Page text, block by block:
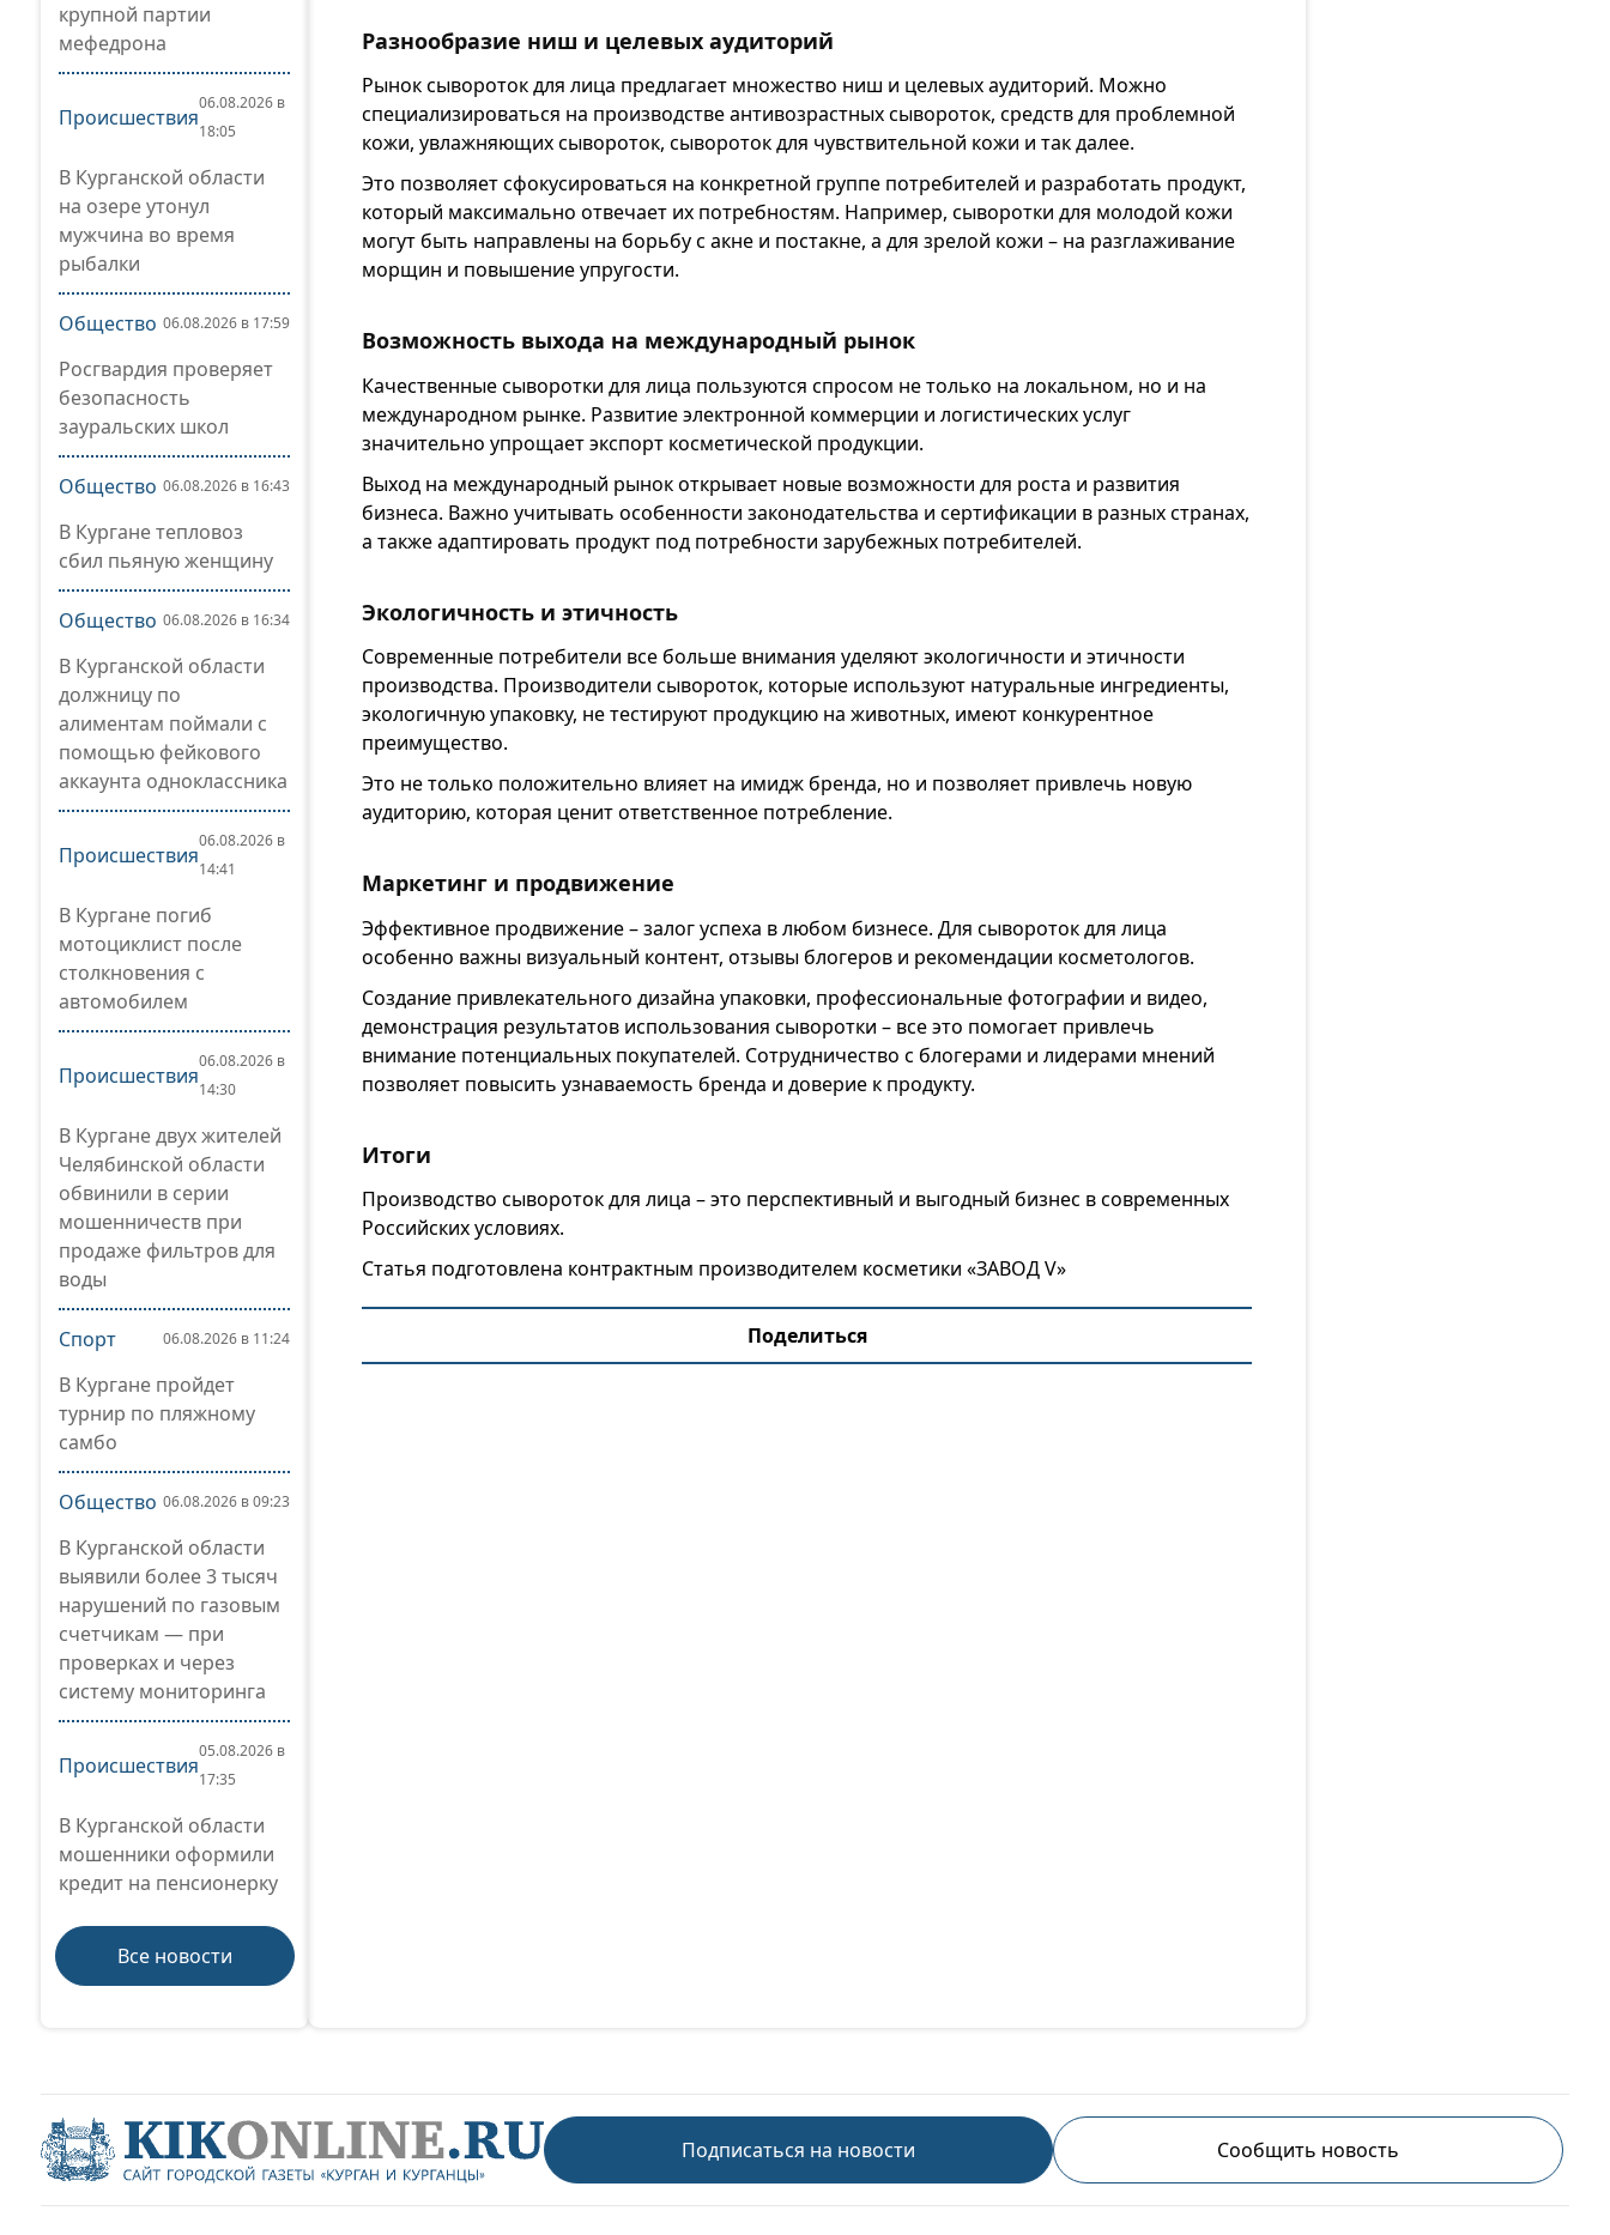
крупной партии
мефедрона
Происшествия
06.08.2026 в
18:05
В Курганской области
на озере утонул
мужчина во время
рыбалки
Общество 06.08.2026 в 17:59
Росгвардия проверяет
безопасность
зауральских школ
Общество 06.08.2026 в 16:43
В Кургане тепловоз
сбил пьяную женщину
Общество 06.08.2026 в 16:34
В Курганской области
должницу по
алиментам поймали с
помощью фейкового
аккаунта одноклассника
Происшествия
06.08.2026 в
14:41
В Кургане погиб
мотоциклист после
столкновения с
автомобилем
Происшествия
06.08.2026 в
14:30
В Кургане двух жителей
Челябинской области
обвинили в серии
мошенничеств при
продаже фильтров для
воды
Спорт 06.08.2026 в 11:24
В Кургане пройдет
турнир по пляжному
самбо
Общество 06.08.2026 в 09:23
В Курганской области
выявили более 3 тысяч
нарушений по газовым
счетчикам — при
проверках и через
систему мониторинга
Происшествия
05.08.2026 в
17:35
В Курганской области
мошенники оформили
кредит на пенсионерку
Все новости
Разнообразие ниш и целевых аудиторий
Рынок сывороток для лица предлагает множество ниш и целевых аудиторий. Можно
специализироваться на производстве антивозрастных сывороток, средств для проблемной
кожи, увлажняющих сывороток, сывороток для чувствительной кожи и так далее.
Это позволяет сфокусироваться на конкретной группе потребителей и разработать продукт,
который максимально отвечает их потребностям. Например, сыворотки для молодой кожи
могут быть направлены на борьбу с акне и постакне, а для зрелой кожи – на разглаживание
морщин и повышение упругости.
Возможность выхода на международный рынок
Качественные сыворотки для лица пользуются спросом не только на локальном, но и на
международном рынке. Развитие электронной коммерции и логистических услуг
значительно упрощает экспорт косметической продукции.
Выход на международный рынок открывает новые возможности для роста и развития
бизнеса. Важно учитывать особенности законодательства и сертификации в разных странах,
а также адаптировать продукт под потребности зарубежных потребителей.
Экологичность и этичность
Современные потребители все больше внимания уделяют экологичности и этичности
производства. Производители сывороток, которые используют натуральные ингредиенты,
экологичную упаковку, не тестируют продукцию на животных, имеют конкурентное
преимущество.
Это не только положительно влияет на имидж бренда, но и позволяет привлечь новую
аудиторию, которая ценит ответственное потребление.
Маркетинг и продвижение
Эффективное продвижение – залог успеха в любом бизнесе. Для сывороток для лица
особенно важны визуальный контент, отзывы блогеров и рекомендации косметологов.
Создание привлекательного дизайна упаковки, профессиональные фотографии и видео,
демонстрация результатов использования сыворотки – все это помогает привлечь
внимание потенциальных покупателей. Сотрудничество с блогерами и лидерами мнений
позволяет повысить узнаваемость бренда и доверие к продукту.
Итоги
Производство сывороток для лица – это перспективный и выгодный бизнес в современных
Российских условиях.
Статья подготовлена контрактным производителем косметики «ЗАВОД V»
Поделиться
Подписаться на новости Сообщить новость